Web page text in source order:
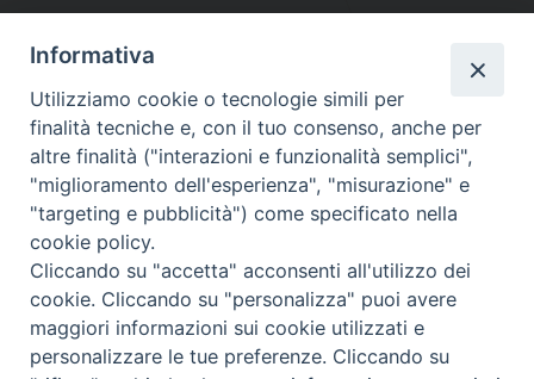
DIOCESI SUBURBICARIA DI ALBANO
Contatti:Tel.: 06.93268401 - Fax.: 06.9323844
E-mail:curia@diocesidialbano.it
Orari: dal Lunedì al Venerdì Ore: 9:00 - 13:00
Lunedì, Mercoledì e Venerdì, Ore 9:30 - 12:30
Informativa
Utilizziamo cookie o tecnologie simili per
finalità tecniche e, con il tuo consenso, anche per
altre finalità ("interazioni e funzionalità semplici",
"miglioramento dell'esperienza", "misurazione" e
"targeting e pubblicità") come specificato nella
cookie policy.
Cliccando su "accetta" acconsenti all'utilizzo dei
cookie. Cliccando su "personalizza" puoi avere
maggiori informazioni sui cookie utilizzati e
personalizzare le tue preferenze. Cliccando su